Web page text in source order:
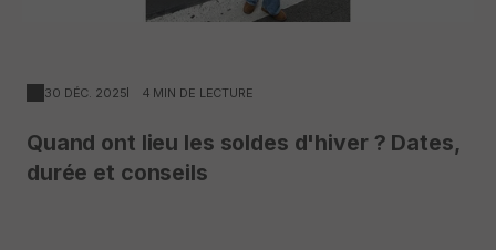
30 DÉC. 2025 4 MIN DE LECTURE
Quand ont lieu les soldes d'hiver ? Dates,
durée et conseils